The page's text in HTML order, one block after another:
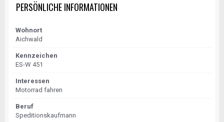
PERSÖNLICHE INFORMATIONEN
Wohnort
Aichwald
Kennzeichen
ES-W 451
Interessen
Motorrad fahren
Beruf
Speditionskaufmann